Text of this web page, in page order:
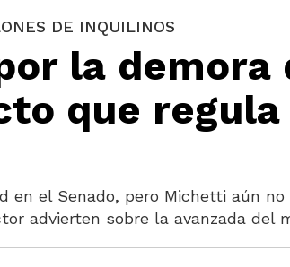
DE INQUILINOS
la
que
en el Senado, pero Michetti aún
advierten sobre la avanzada del